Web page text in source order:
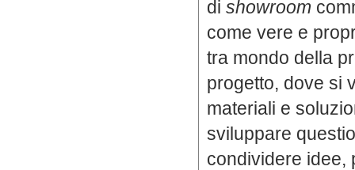
di showroom
come vere e
tra mondo della
progetto, dove si
materiali e
sviluppare
condividere idee,